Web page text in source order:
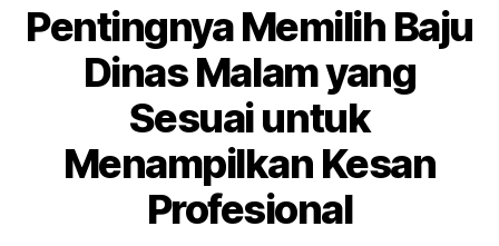
Pentingnya Memilih Baju
Dinas Malam yang
Sesuai untuk
Menampilkan Kesan
Profesional